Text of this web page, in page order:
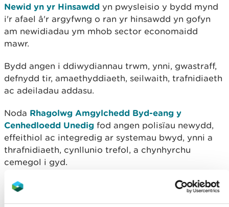
Newid yn yr Hinsawdd yn pwysleisio y bydd mynd
i'r afael â'r argyfwng o ran yr hinsawdd yn gofyn
am newidiadau ym mhob sector economaidd
mawr.
Bydd angen i ddiwydiannau trwm, ynni, gwastraff,
defnydd tir, amaethyddiaeth, seilwaith, trafnidiaeth
ac adeiladau addasu.
Noda Rhagolwg Amgylchedd Byd-eang y
Cenhedloedd Unedig fod angen polisïau newydd,
effeithiol ac integredig ar systemau bwyd, ynni a
thrafnidiaeth, cynllunio trefol, a chynhyrchu
cemegol i gyd.
Ffocws ein hadroddiad